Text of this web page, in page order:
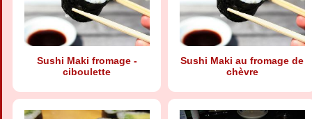
Sushi Maki fromage -
ciboulette
Sushi Maki au fromage de
chèvre